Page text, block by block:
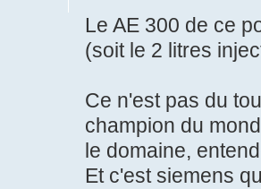
Le AE 300 de ce
(soit le 2 litres
Ce n'est pas du
champion du
le domaine,
Et c'est siemens